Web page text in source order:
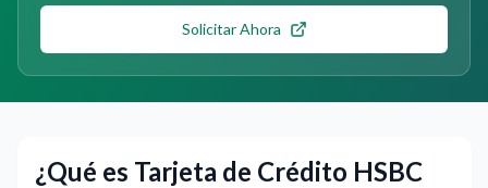
Solicitar Ahora
¿Qué es Tarjeta de Crédito HSBC